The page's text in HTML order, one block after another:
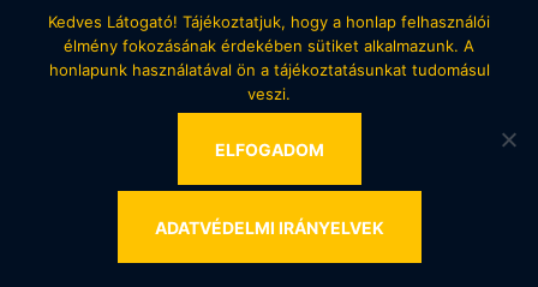
NOVEMBER 17, 2021
CSŐ-, VÍZ- ÉS GÁZSZERELŐ
MUNKALEHETŐSÉG
NOVEMBER 17, 2021
NEHÉZGÉPKEZELŐ MUNKALEHETŐSÉG
KAPCSOLAT
Kedves Látogató! Tájékoztatjuk, hogy a honlap felhasználói
élmény fokozásának érdekében sütiket alkalmazunk. A
honlapunk használatával ön a tájékoztatásunkat tudomásul
veszi.
ELFOGADOM
ADATVÉDELMI IRÁNYELVEK